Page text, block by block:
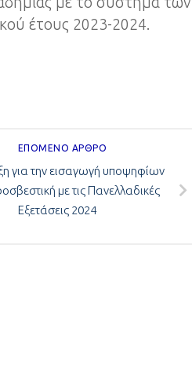
έτους 2023-2024.
ΕΠΌΜΕΝΟ ΆΡΘΡΟ
για την εισαγωγή υποψηφίων
με τις Πανελλαδικές
Εξετάσεις 2024